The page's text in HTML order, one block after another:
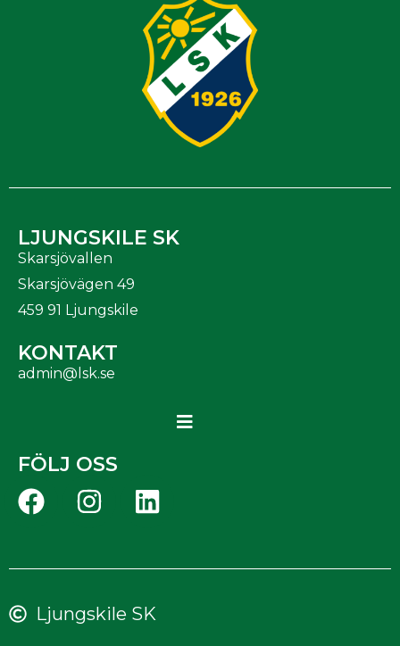
LJUNGSKILE SK
Skarsjövallen
Skarsjövägen 49
459 91 Ljungskile
KONTAKT
admin@lsk.se
FÖLJ OSS
Ljungskile SK